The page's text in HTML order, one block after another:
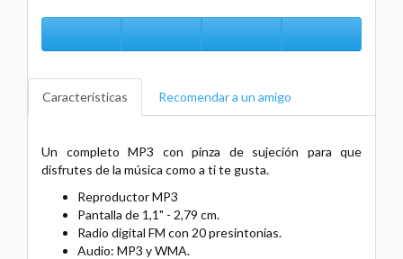
Características Recomendar a un amigo
Un completo MP3 con pinza de sujeción para que
disfrutes de la música como a ti te gusta.
Reproductor MP3
Pantalla de 1,1" - 2,79 cm.
Radio digital FM con 20 presintonías.
Audio: MP3 y WMA.